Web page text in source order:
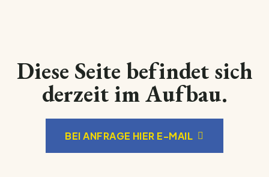
Diese Seite befindet sich
derzeit im Aufbau.
BEI ANFRAGE HIER E-MAIL